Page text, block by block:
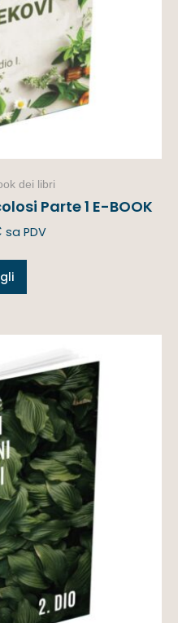
dei libri
Parte 1 E-BOOK
sa PDV